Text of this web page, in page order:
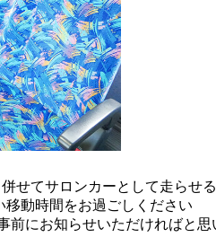
せてサロンカーとして走らせ
動時間をお過ごしください
前にお知らせいただければと思